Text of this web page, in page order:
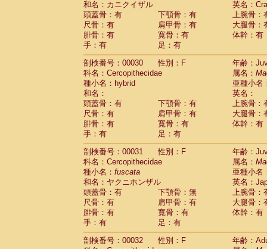
Cercopithecidae Papio hamadryas(1)
CercopithecidaePapio papio
CercopithecidaePapio
CercopithecidaeMandrillus
CercopithecidaeMandrillus sphinx
CercopithecidaeTheropithecus
CercopithecidaeMacaca arctoides(4)
Cercopithecidae Macaca assamensis
Cercopithecidae
Macaca
CercopithecidaeMacaca cyclopis (23)
CercopithecidaeMacaca fascicularis
CercopithecidaeMacaca fuscaca
CercopithecidaeMacaca fuscata
CercopithecidaeMacaca fuscata
CercopithecidaeMacaca maura(4)
Cercopithecidae Macaca mulatta(102)
Cercopithecidae Macaca nemestrina(6)
Cercopithecidae Macaca nigra(1)
CercopithecidaeMacaca radiata(36)
CercopithecidaeMacaca silenus(0)
CercopithecidaeMacaca sinica (1)
CercopithecidaeMacaca sylvanus
CercopithecidaeMacaca thibetana (0)
和名：カニクイザル
英名：
頭蓋骨：有
下顎骨：有
上腕骨：
尺骨：有
肩甲骨：有
大腿骨：
腓骨：有
寛骨：有
体幹：有
手：有
足：有
剖検番号：00030
性別：F
年齢：
科名：Cercopithecidae
属名：
種小名：hybrid
亜種小名
和名：
英名：
頭蓋骨：有
下顎骨：有
上腕骨：
尺骨：有
肩甲骨：有
大腿骨：
腓骨：有
寛骨：有
体幹：有
手：有
足：有
剖検番号：00031
性別：F
年齢：
科名：Cercopithecidae
属名：
種小名： fuscata
亜種小名
和名：ヤクニホンザル
英名：
頭蓋骨：有
下顎骨：無
上腕骨：
尺骨：有
肩甲骨：有
大腿骨：
腓骨：有
寛骨：有
体幹：有
手：有
足：有
剖検番号：00032
性別：F
年齢：